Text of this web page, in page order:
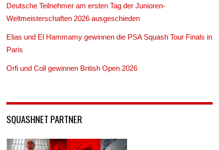
Deutsche Teilnehmer am ersten Tag der Junioren-
Weltmeisterschaften 2026 ausgeschieden
Elias und El Hammamy gewinnen die PSA Squash Tour Finals in
Paris
Orfi und Coll gewinnen British Open 2026
SQUASHNET PARTNER